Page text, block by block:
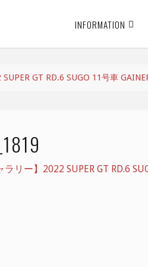
INFORMATION
SUPER GT RD.6 SUGO 11号車
ラリー】2022 SUPER GT RD.6